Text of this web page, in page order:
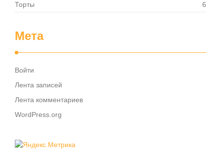
Торты
6
Мета
Войти
Лента записей
Лента комментариев
WordPress.org